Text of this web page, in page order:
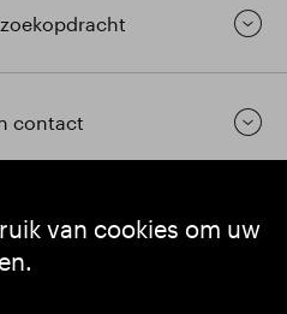
van cookies om uw
contact
https://www.linkedin.com/
https://www.youtube.com/
https://twitter.com/